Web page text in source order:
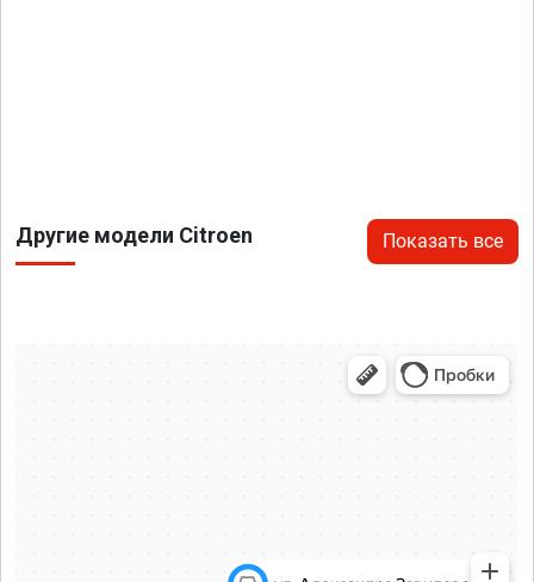
Другие модели Citroen Показать все